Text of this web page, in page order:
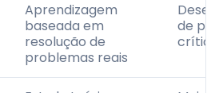
Aprendizagem
baseada em
resolução de
problemas reais
de
crítico